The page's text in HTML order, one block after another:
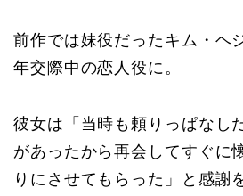
前作では妹役だったキム・ヘ
年交際中の恋人役に。
彼女は「当時も頼りっぱなし
があったから再会してすぐに
りにさせてもらった」と感謝